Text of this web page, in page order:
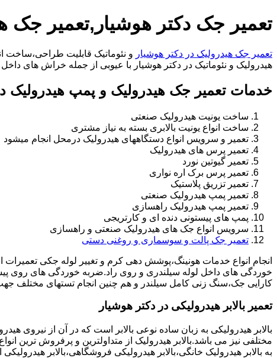
تعمیر جک دکتر هوشیار,تعمیر جک
تعمیر جک هیدرولیک در دکتر هوشیار و نئوماتیک قابلیت طراحی،ساخت
هیدرولیک و نئوماتیک در دکتر هوشیار با عیوبی از جمله خراش های داخل سیلندر،خرابی
خدمات تعمیر جک هیدرولیک و پمپ هیدرولیک
ساخت یونیت هیدرولیک صنعتی
ساخت انواع یونیت بالابری بسته به نیاز مشتری
تعمیر و سرویس انواع دستگاههای هیدرولیک درمحل انجام میشود
تعمیر پرس های هیدرولیک
تعمیر گیوتین نورد
تعمیر پرس برک اره نواری
تعمیر تزریق پلاستیک
تعمیر پمپ هیدرولیک صنعتی
تعمیر پمپ هیدرولیک راهسازی
پمپ های پیستونی دنده ای و کارتریجی
سرویس انواع جک های هیدرولیک صنعتی و راهسازی
تعمیر جک پالت و سوسماری و روغنی دستی
انجام انواع خدمات هونینگ،پوشش دهی کرم و تغییر لوله جکی
خوردگی های داخل لوله سیلندری و روی راد.ضربه خوردگی های روی
کارایی جک،سنگ زنی کامل سیلندر و هم چنین انجام تستهای مختلف
تعمیر بالابر هیدرولیکی در دکتر هوشیار
بالابر هیدرولیکی به زبان ساده نوعی بالابر است که در آن از نیروی
مختلفی نیز می باشد.بالابر هیدرولیک از متداولترین و پرفروش ترین
به بالابر هیدرولیک خانگی،بالابر هیدرولیکی فروشگاهی،بالابر هیدرولیکی